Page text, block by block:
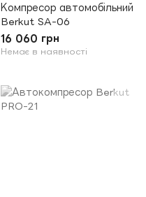
Компресор автомобільний
Berkut SA-06
16 060 грн
Немає в наявності